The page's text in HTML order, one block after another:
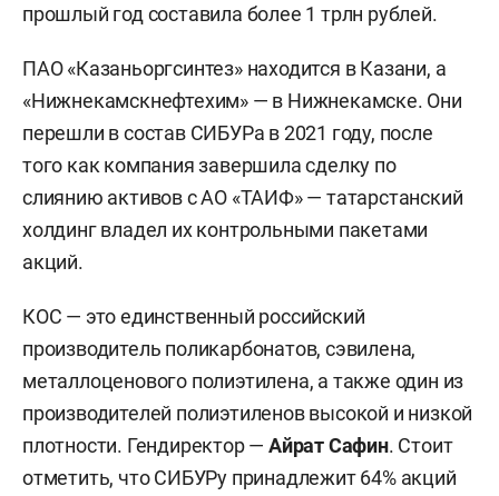
прошлый год составила более 1 трлн рублей.
ПАО «Казаньоргсинтез» находится в Казани, а
«Нижнекамскнефтехим» — в Нижнекамске. Они
перешли в состав СИБУРа в 2021 году, после
того как компания завершила сделку по
слиянию активов с АО «ТАИФ» — татарстанский
холдинг владел их контрольными пакетами
акций.
КОС — это единственный российский
производитель поликарбонатов, сэвилена,
металлоценового полиэтилена, а также один из
производителей полиэтиленов высокой и низкой
плотности. Гендиректор —Айрат Сафин. Стоит
отметить, что СИБУРу принадлежит 64% акций